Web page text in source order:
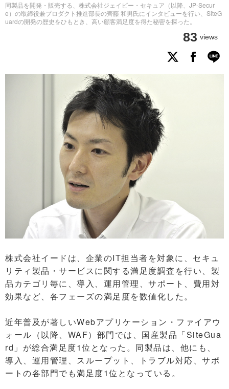
同製品を開発・販売する、株式会社ジェイピー・セキュア（以降、JP-Secur
e）の取締役兼プロダクト推進部長の齊藤 和男氏にインタビューを行い、SiteG
uardの開発の歴史をひもとき、高い顧客満足度を得た秘密を探った。
83 views
株式会社イードは、企業のIT担当者を対象に、セキュ
リティ製品・サービスに関する満足度調査を行い、製
品カテゴリ毎に、導入、運用管理、サポート、費用対
効果など、各フェーズの満足度を数値化した。
近年普及が著しいWebアプリケーション・ファイアウ
ォール（以降、WAF）部門では、国産製品「SiteGua
rd」が総合満足度1位となった。同製品は、他にも、
導入、運用管理、スループット、トラブル対応、サポ
ートの各部門でも満足度1位となっている。